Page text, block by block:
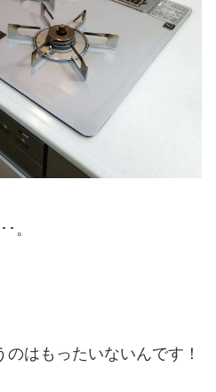
。
はもったいないんです！